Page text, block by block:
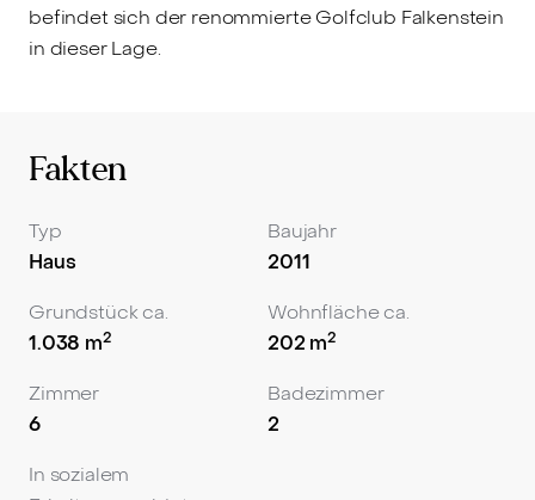
befindet sich der renommierte Golfclub Falkenstein
in dieser Lage.
Fakten
Typ
Haus
Baujahr
2011
Grundstück ca.
1.038 m2
Wohnfläche ca.
202m2
Zimmer
6
Badezimmer
2
In sozialem